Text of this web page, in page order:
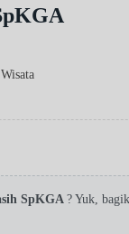
SpKGA ? Yuk,